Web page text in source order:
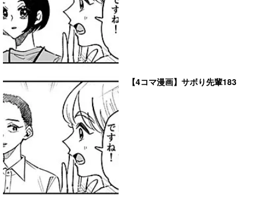
【4コマ漫画】サボり先輩183